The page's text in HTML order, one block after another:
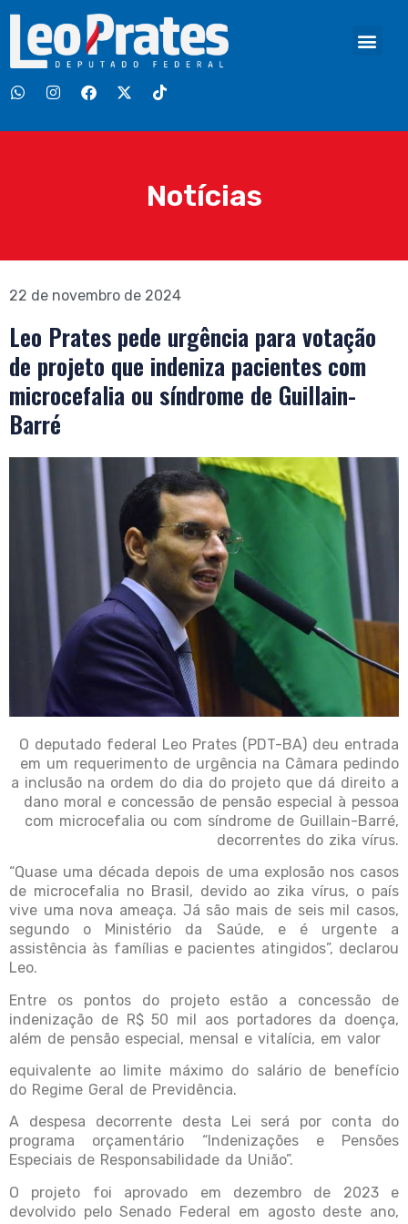
Notícias
22 de novembro de 2024
Leo Prates pede urgência para votação
de projeto que indeniza pacientes com
microcefalia ou síndrome de Guillain-
Barré
O deputado federal Leo Prates (PDT-BA) deu entrada
em um requerimento de urgência na Câmara pedindo
a inclusão na ordem do dia do projeto que dá direito a
dano moral e concessão de pensão especial à pessoa
com microcefalia ou com síndrome de Guillain-Barré,
decorrentes do zika vírus.
“Quase uma década depois de uma explosão nos casos
de microcefalia no Brasil, devido ao zika vírus, o país
vive uma nova ameaça. Já são mais de seis mil casos,
segundo o Ministério da Saúde, e é urgente a
assistência às famílias e pacientes atingidos”, declarou
Leo.
Entre os pontos do projeto estão a concessão de
indenização de R$ 50 mil aos portadores da doença,
além de pensão especial, mensal e vitalícia, em valor
equivalente ao limite máximo do salário de benefício
do Regime Geral de Previdência.
A despesa decorrente desta Lei será por conta do
programa orçamentário “Indenizações e Pensões
Especiais de Responsabilidade da União”.
O projeto foi aprovado em dezembro de 2023 e
devolvido pelo Senado Federal em agosto deste ano,